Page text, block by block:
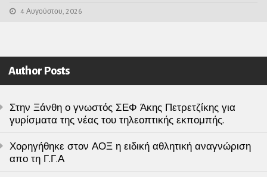
4 Αυγούστου, 2026
Author Posts
Στην Ξάνθη ο γνωστός ΣΕΦ Άκης Πετρετζίκης για
γυρίσματα της νέας του τηλεοπτικής εκπομπής.
Χορηγήθηκε στον ΑΟΞ η ειδική αθλητική αναγνώριση
απο τη Γ.Γ.Α